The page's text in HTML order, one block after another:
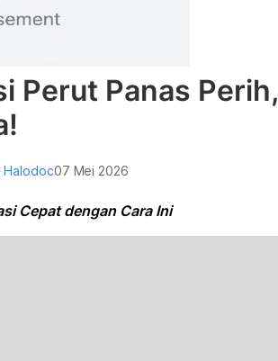
Perut Panas Perih,
Halodoc07 Mei 2026
Cepat dengan Cara Ini